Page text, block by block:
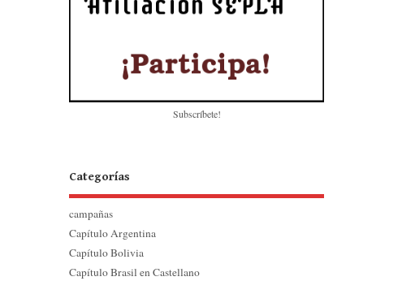
Subscríbete!
Categorías
campañas
Capítulo Argentina
Capítulo Bolivia
Capítulo Brasil en Castellano